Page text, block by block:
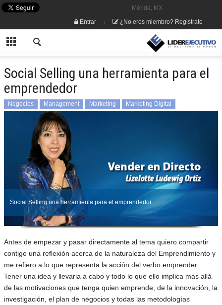
Mérida, MX
Entrar
¿No eres miembro? Registrate
Social Selling una herramienta para el
emprendedor
Negocios Management Marketing
Marketing Digital
Social Selling una herramienta para el emprendedor
Antes de empezar y pasar directamente al tema quiero compartir
contigo una reflexión acerca de la naturaleza del Emprendimiento y
me refiero a lo que representa la acción del verbo emprender.
Tener una idea y llevarla a cabo y todo lo que ello implica más allá
de las motivaciones que tenga quien emprende, de la innovación, la
investigación, el plan de negocios y todas las metodologías